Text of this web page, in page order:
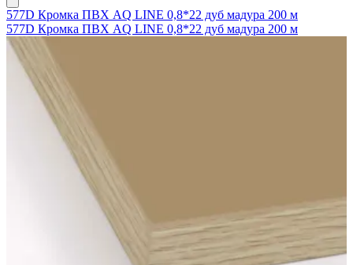
577D Кромка ПВХ AQ LINE 0,8*22 дуб мадура 200 м
577D Кромка ПВХ AQ LINE 0,8*22 дуб мадура 200 м